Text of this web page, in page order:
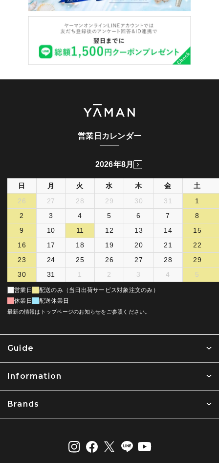
Guide
Information
Brands
営業日カレンダー
2026年8月
日 月 火 水 木 金
土
26
27 28 29 30 31
1
2
3 4 5 6 7
8
9
10 11 12 13 14
15
16
17 18 19 20 21
22
23
24 25 26 27 28
29
30
31 1 2 3 4 5
営業日
配送のみ（当日出荷サービス対象注文のみ）
休業日
配送休業日
最新の情報はトップページのお知らせをご参照ください。